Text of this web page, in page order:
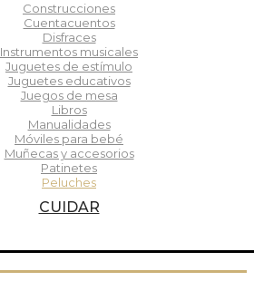
Construcciones
Cuentacuentos
Disfraces
Instrumentos musicales
Juguetes de estímulo
Juguetes educativos
Juegos de mesa
Libros
Manualidades
Móviles para bebé
Muñecas y accesorios
Patinetes
Peluches
CUIDAR